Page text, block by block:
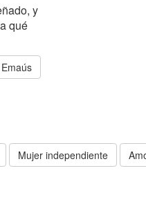
y
qué
Mujer independiente